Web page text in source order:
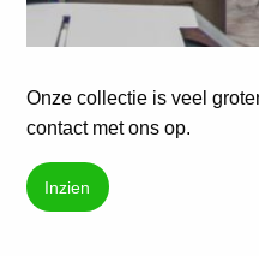
Onze collectie is veel
contact met ons op.
Inzien